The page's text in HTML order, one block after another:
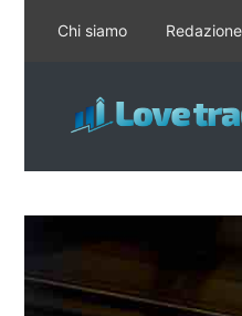
contenuto
Chi siamo Redazione